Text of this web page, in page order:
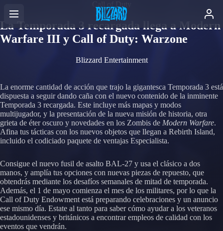
La Temporada 3 recargada llega a Modern
Warfare III y Call of Duty: Warzone
Blizzard Entertainment
La enorme cantidad de acción que trajo la gigantesca Temporada 3 está
dispuesta a seguir dando caña con el nuevo contenido de la inminente
Temporada 3 recargada. Este incluye más mapas y modos
multijugador, y la presentación de la nueva misión de historia, otra
grieta de éter oscuro y novedades en los Zombis de Modern Warfare.
Afina tus tácticas con los nuevos objetos que llegan a Rebirth Island,
incluido el codiciado paquete de ventajas Especialista.
Consigue el nuevo fusil de asalto BAL-27 y usa el clásico a dos
manos, y amplía tus opciones con nuevas piezas de repuesto, que
obtendrás mediante los desafíos semanales de mitad de temporada.
Además, el 1 de mayo comienza el mes de los militares, por lo que la
Call of Duty Endowment está preparando celebraciones y un anuncio
ese mismo día. Estate al tanto para saber cómo ayudar a los veteranos
estadounidenses y británicos a encontrar empleos de calidad con los
eventos que vendrán.